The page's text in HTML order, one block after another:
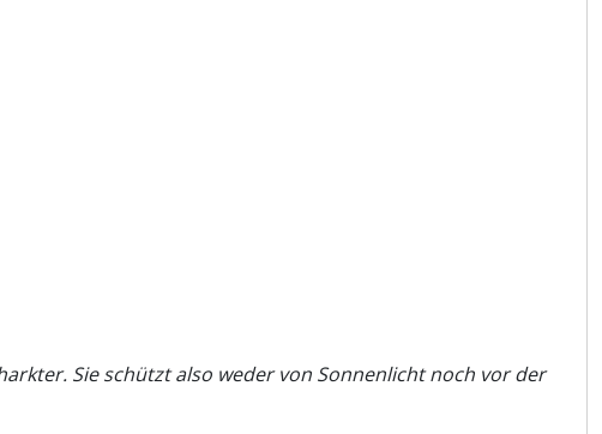
Sie schützt also weder von Sonnenlicht noch vor der